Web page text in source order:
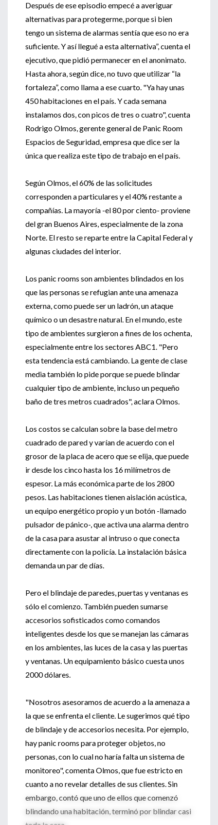
Después de ese episodio empecé a averiguar
alternativas para protegerme, porque si bien
tengo un sistema de alarmas sentía que eso no era
suficiente. Y así llegué a esta alternativa”, cuenta el
ejecutivo, que pidió permanecer en el anonimato.
Hasta ahora, según dice, no tuvo que utilizar “la
fortaleza”, como llama a ese cuarto. "Ya hay unas
450 habitaciones en el país. Y cada semana
instalamos dos, con picos de tres o cuatro", cuenta
Rodrigo Olmos, gerente general de Panic Room
Espacios de Seguridad, empresa que dice ser la
única que realiza este tipo de trabajo en el país.
Según Olmos, el 60% de las solicitudes
corresponden a particulares y el 40% restante a
compañías. La mayoría -el 80 por ciento- proviene
del gran Buenos Aires, especialmente de la zona
Norte. El resto se reparte entre la Capital Federal y
algunas ciudades del interior.
Los panic rooms son ambientes blindados en los
que las personas se refugian ante una amenaza
externa, como puede ser un ladrón, un ataque
químico o un desastre natural. En el mundo, este
tipo de ambientes surgieron a fines de los ochenta,
especialmente entre los sectores ABC1. "Pero
esta tendencia está cambiando. La gente de clase
media también lo pide porque se puede blindar
cualquier tipo de ambiente, incluso un pequeño
baño de tres metros cuadrados", aclara Olmos.
Los costos se calculan sobre la base del metro
cuadrado de pared y varían de acuerdo con el
grosor de la placa de acero que se elija, que puede
ir desde los cinco hasta los 16 milímetros de
espesor. La más económica parte de los 2800
pesos. Las habitaciones tienen aislación acústica,
un equipo energético propio y un botón -llamado
pulsador de pánico-, que activa una alarma dentro
de la casa para asustar al intruso o que conecta
directamente con la policía. La instalación básica
demanda un par de días.
Pero el blindaje de paredes, puertas y ventanas es
sólo el comienzo. También pueden sumarse
accesorios sofisticados como comandos
inteligentes desde los que se manejan las cámaras
en los ambientes, las luces de la casa y las puertas
y ventanas. Un equipamiento básico cuesta unos
2000 dólares.
"Nosotros asesoramos de acuerdo a la amenaza a
la que se enfrenta el cliente. Le sugerimos qué tipo
de blindaje y de accesorios necesita. Por ejemplo,
hay panic rooms para proteger objetos, no
personas, con lo cual no haría falta un sistema de
monitoreo", comenta Olmos, que fue estricto en
cuanto a no revelar detalles de sus clientes. Sin
embargo, contó que uno de ellos que comenzó
blindando una habitación, terminó por blindar casi